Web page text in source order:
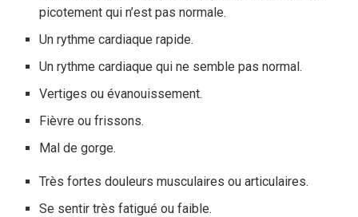
picotement qui n’est pas normale.
Un rythme cardiaque rapide.
Un rythme cardiaque qui ne semble pas normal.
Vertiges ou évanouissement.
Fièvre ou frissons.
Mal de gorge.
Très fortes douleurs musculaires ou articulaires.
Se sentir très fatigué ou faible.